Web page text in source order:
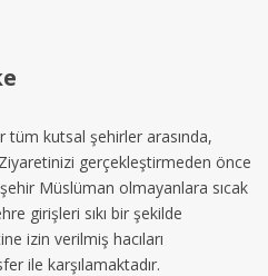
tüm kutsal şehirler arasında,
gerçekleştirmeden önce
Müslüman olmayanlara sıcak
girişleri sıkı bir şekilde
izin verilmiş hacıları
ile karşılamaktadır.